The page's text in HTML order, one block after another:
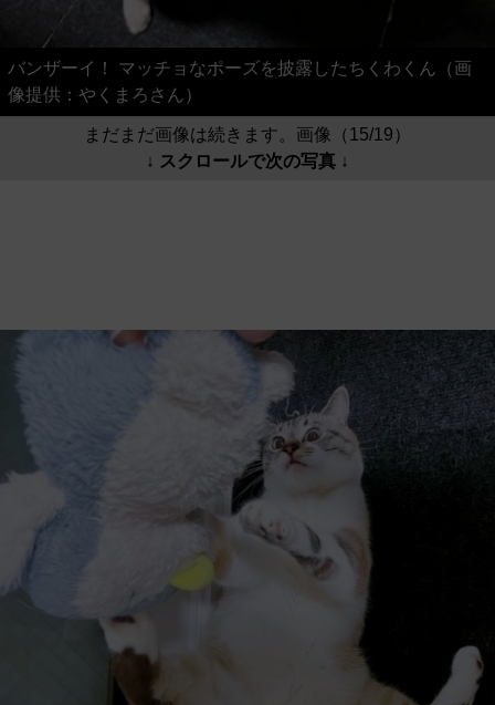
バンザーイ！ マッチョなポーズを披露したちくわくん（画
像提供：やくまろさん）
まだまだ画像は続きます。画像（15/19）
↓ スクロールで次の写真 ↓